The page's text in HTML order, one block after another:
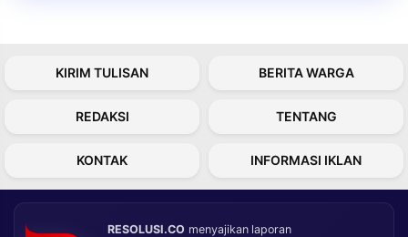
KIRIM TULISAN BERITA WARGA
REDAKSI TENTANG
KONTAK INFORMASI IKLAN
RESOLUSI.CO menyajikan laporan